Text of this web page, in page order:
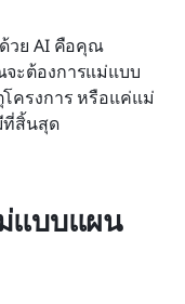
วย AI คือคุณ
ะต้องการแม่แบบ
ครงการ หรือแค่แม่
ที่สิ้นสุด
แบบแผน